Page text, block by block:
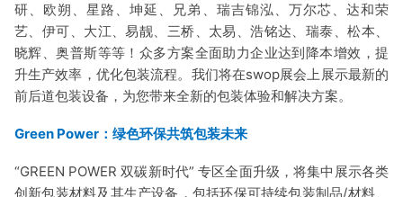
研、欧朔、星路、坤延、兄弟、瑞吉锦泓、万尔芯、达和荣
艺、伊可、大江、易靓、三桥、太易、浩铭达、瑞泰、松本、
晓辉、奥普斯等等！众多方案全面助力企业达到降本增效，提
升生产效率，优化包装流程。我们将在swop展会上展示最新的
前后道包装设备，为您带来全新的包装体验和解决方案。
Green Power：绿色环保共筑包装未来
“GREEN POWER 双碳新时代” 专区全面升级，将集中展示各类
创新包装材料及其生产设备，包括环保可持续包装制品/材料、